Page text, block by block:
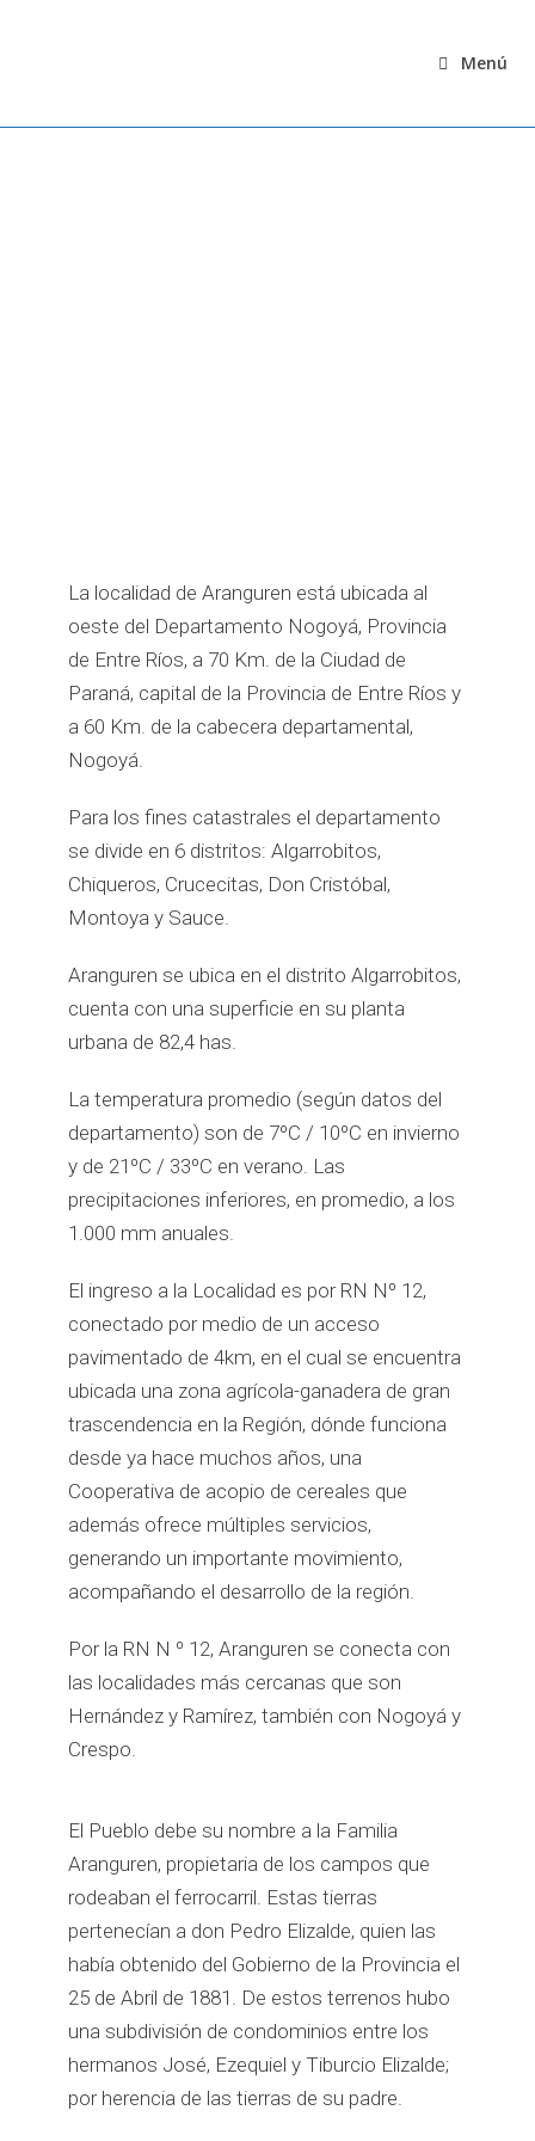
Menú
La localidad de Aranguren está ubicada al
oeste del Departamento Nogoyá, Provincia
de Entre Ríos, a 70 Km. de la Ciudad de
Paraná, capital de la Provincia de Entre Ríos y
a 60 Km. de la cabecera departamental,
Nogoyá.
Para los fines catastrales el departamento
se divide en 6 distritos: Algarrobitos,
Chiqueros, Crucecitas, Don Cristóbal,
Montoya y Sauce.
Aranguren se ubica en el distrito Algarrobitos,
cuenta con una superficie en su planta
urbana de 82,4 has.
La temperatura promedio (según datos del
departamento) son de 7ºC / 10ºC en invierno
y de 21ºC / 33ºC en verano. Las
precipitaciones inferiores, en promedio, a los
1.000 mm anuales.
El ingreso a la Localidad es por RN Nº 12,
conectado por medio de un acceso
pavimentado de 4km, en el cual se encuentra
ubicada una zona agrícola-ganadera de gran
trascendencia en la Región, dónde funciona
desde ya hace muchos años, una
Cooperativa de acopio de cereales que
además ofrece múltiples servicios,
generando un importante movimiento,
acompañando el desarrollo de la región.
Por la RN N º 12, Aranguren se conecta con
las localidades más cercanas que son
Hernández y Ramírez, también con Nogoyá y
Crespo.
El Pueblo debe su nombre a la Familia
Aranguren, propietaria de los campos que
rodeaban el ferrocarril. Estas tierras
pertenecían a don Pedro Elizalde, quien las
había obtenido del Gobierno de la Provincia el
25 de Abril de 1881. De estos terrenos hubo
una subdivisión de condominios entre los
hermanos José, Ezequiel y Tiburcio Elizalde;
por herencia de las tierras de su padre.